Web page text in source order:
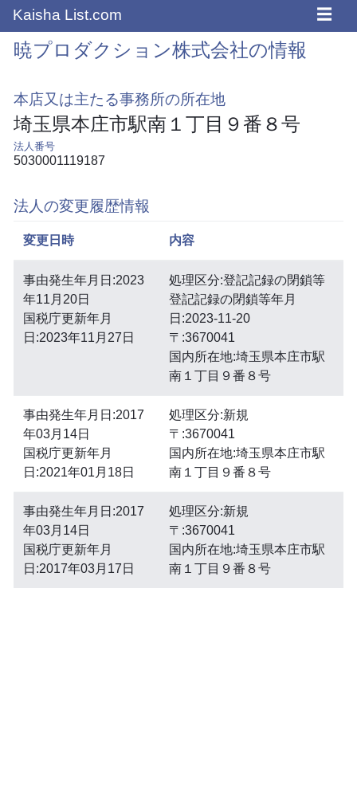
Kaisha List.com ☰
暁プロダクション株式会社の情報
本店又は主たる事務所の所在地
埼玉県本庄市駅南１丁目９番８号
法人番号
5030001119187
法人の変更履歴情報
変更日時 内容
事由発生年月日:2023
年11月20日
国税庁更新年月
日:2023年11月27日
処理区分:登記記録の閉鎖等
登記記録の閉鎖等年月
日:2023-11-20
〒:3670041
国内所在地:埼玉県本庄市駅
南１丁目９番８号
事由発生年月日:2017
年03月14日
国税庁更新年月
日:2021年01月18日
処理区分:新規
〒:3670041
国内所在地:埼玉県本庄市駅
南１丁目９番８号
事由発生年月日:2017
年03月14日
国税庁更新年月
日:2017年03月17日
処理区分:新規
〒:3670041
国内所在地:埼玉県本庄市駅
南１丁目９番８号